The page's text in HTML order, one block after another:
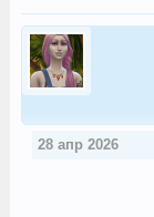
28 апр 2026